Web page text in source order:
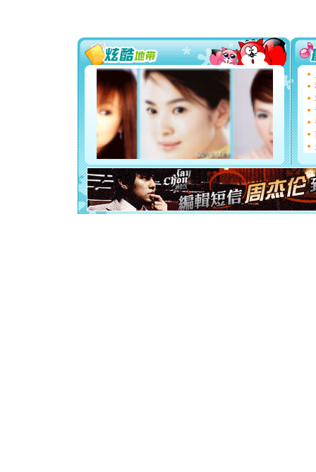
你太多，
要平安
[圣诞节]
能正大
都要快乐
[圣诞节]
如意,快
[元旦]
看
断电。
你是我
[元旦]如
起；二是
离。水晶
[元旦]当
泣，这痛